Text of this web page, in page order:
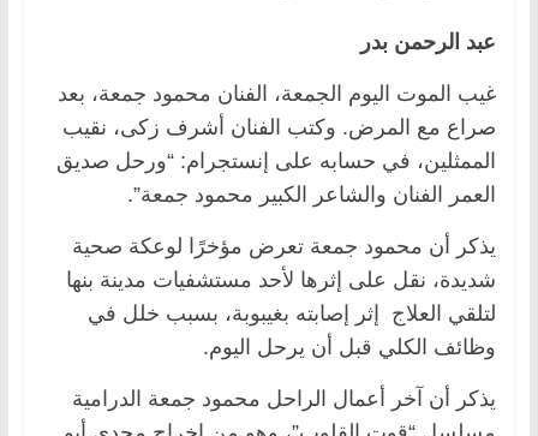
عبد الرحمن بدر
غيب الموت اليوم الجمعة، الفنان محمود جمعة، بعد
صراع مع المرض. وكتب الفنان أشرف زكى، نقيب
الممثلين، في حسابه على إنستجرام: “ورحل صديق
العمر الفنان والشاعر الكبير محمود جمعة”.
يذكر أن محمود جمعة تعرض مؤخرًا لوعكة صحية
شديدة، نقل على إثرها لأحد مستشفيات مدينة بنها
لتلقي العلاج إثر إصابته بغيبوبة، بسبب خلل في
وظائف الكلي قبل أن يرحل اليوم.
يذكر أن آخر أعمال الراحل محمود جمعة الدرامية